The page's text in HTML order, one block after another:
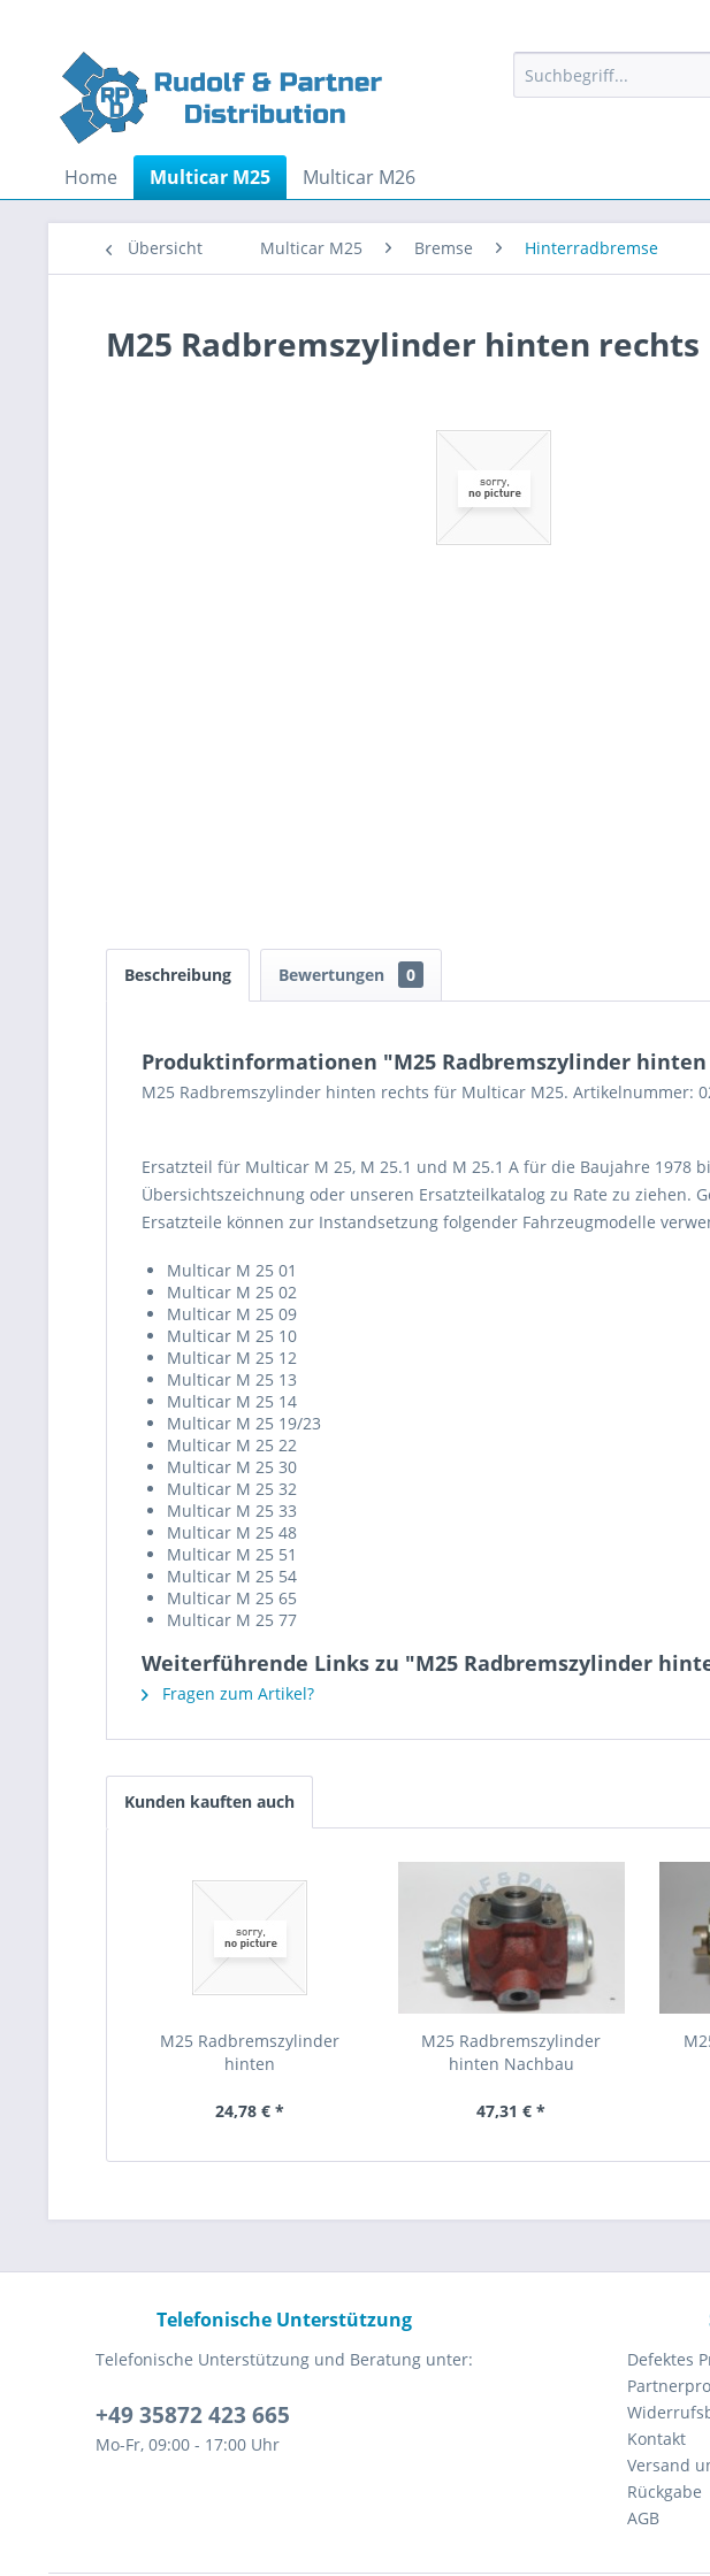
Home Multicar M25 Multicar M26
Übersicht Multicar M25 Bremse Hinterradbremse
M25 Radbremszylinder hinten rechts
Beschreibung Bewertungen 0
Produktinformationen "M25 Radbremszylinder
M25 Radbremszylinder hinten rechts für Multicar M25. Artikelnummer:
Ersatzteil für Multicar M 25, M 25.1 und M 25.1 A für die Baujahre 1978
Übersichtszeichnung oder unseren Ersatzteilkatalog zu Rate zu
Ersatzteile können zur Instandsetzung folgender Fahrzeugmodelle
Multicar M 25 01
Multicar M 25 02
Multicar M 25 09
Multicar M 25 10
Multicar M 25 12
Multicar M 25 13
Multicar M 25 14
Multicar M 25 19/23
Multicar M 25 22
Multicar M 25 30
Multicar M 25 32
Multicar M 25 33
Multicar M 25 48
Multicar M 25 51
Multicar M 25 54
Multicar M 25 65
Multicar M 25 77
Weiterführende Links zu "M25 Radbremszylinder
Fragen zum Artikel?
Kunden kauften auch
M25 Radbremszylinder
hinten
24,78 € *
M25 Radbremszylinder
hinten Nachbau
47,31 € *
Telefonische Unterstützung
Telefonische Unterstützung und Beratung unter:
+49 35872 423 665
Mo-Fr, 09:00 - 17:00 Uhr
Defektes
Kontakt
Versand
Rückgabe
AGB